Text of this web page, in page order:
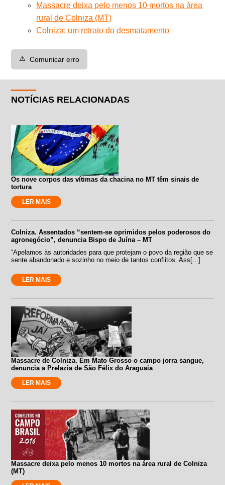
Massacre deixa pelo menos 10 mortos na área
rural de Colniza (MT)
Colniza: um retrato do desmatamento
⚠️ Comunicar erro
NOTÍCIAS RELACIONADAS
Os nove corpos das vítimas da chacina no MT têm sinais de
tortura
LER MAIS
Colniza. Assentados “sentem-se oprimidos pelos poderosos do
agronegócio”, denuncia Bispo de Juína – MT
“Apelamos às autoridades para que protejam o povo da região que se
sente abandonado e sozinho no meio de tantos conflitos. Ass[...]
LER MAIS
Massacre de Colniza. Em Mato Grosso o campo jorra sangue,
denuncia a Prelazia de São Félix do Araguaia
LER MAIS
Massacre deixa pelo menos 10 mortos na área rural de Colniza
(MT)